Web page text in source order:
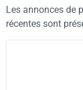
Les annonces de
récentes sont